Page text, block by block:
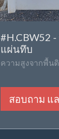
#H.CBW52
แผ่นทึบ
ความสูงจากพื้น
สอบถาม แ